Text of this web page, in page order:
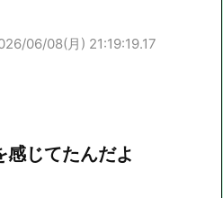
06/08(月) 21:19:19.17
感じてたんだよ